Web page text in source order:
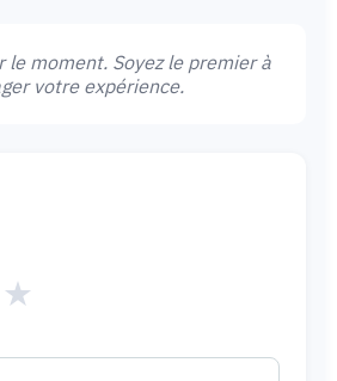
le moment. Soyez le premier à
votre expérience.
★